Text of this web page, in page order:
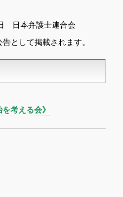
日本弁護士連合会
として掲載されます。
考える会》